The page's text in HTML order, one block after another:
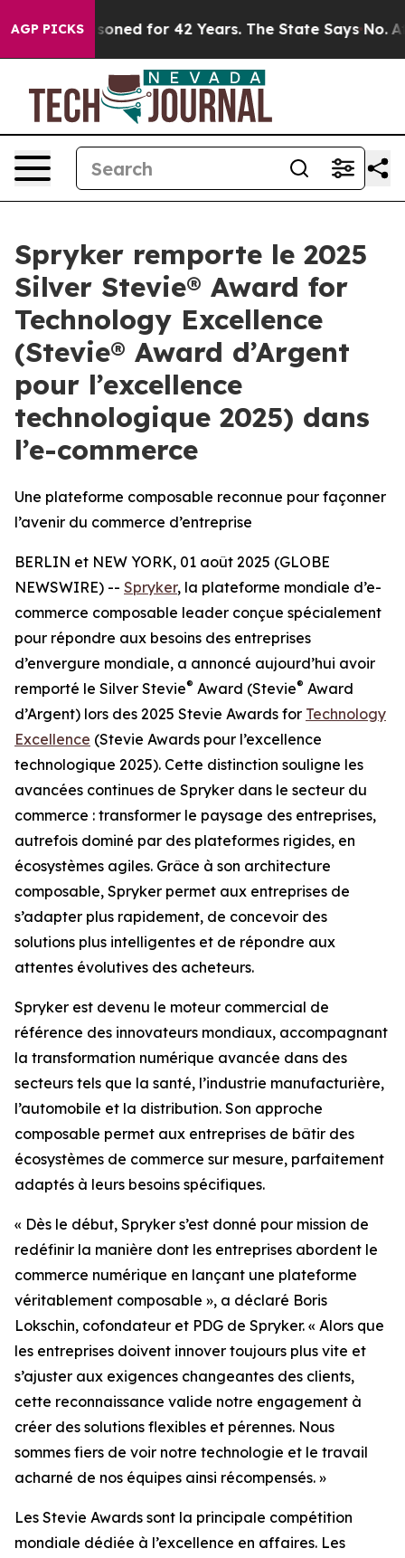
AGP PICKS
Imprisoned for 42 Years. The State Says No. At
Spryker remporte le 2025
Silver Stevie® Award for
Technology Excellence
(Stevie® Award d’Argent
pour l’excellence
technologique 2025) dans
l’e-commerce
Une plateforme composable reconnue pour façonner
l’avenir du commerce d’entreprise
BERLIN et NEW YORK, 01 août 2025 (GLOBE
NEWSWIRE) -- Spryker, la plateforme mondiale d’e-
commerce composable leader conçue spécialement
pour répondre aux besoins des entreprises
d’envergure mondiale, a annoncé aujourd’hui avoir
remporté le Silver Stevie® Award (Stevie® Award
d’Argent) lors des 2025 Stevie Awards for Technology
Excellence (Stevie Awards pour l’excellence
technologique 2025). Cette distinction souligne les
avancées continues de Spryker dans le secteur du
commerce : transformer le paysage des entreprises,
autrefois dominé par des plateformes rigides, en
écosystèmes agiles. Grâce à son architecture
composable, Spryker permet aux entreprises de
s’adapter plus rapidement, de concevoir des
solutions plus intelligentes et de répondre aux
attentes évolutives des acheteurs.
Spryker est devenu le moteur commercial de
référence des innovateurs mondiaux, accompagnant
la transformation numérique avancée dans des
secteurs tels que la santé, l’industrie manufacturière,
l’automobile et la distribution. Son approche
composable permet aux entreprises de bâtir des
écosystèmes de commerce sur mesure, parfaitement
adaptés à leurs besoins spécifiques.
« Dès le début, Spryker s’est donné pour mission de
redéfinir la manière dont les entreprises abordent le
commerce numérique en lançant une plateforme
véritablement composable », a déclaré Boris
Lokschin, cofondateur et PDG de Spryker. « Alors que
les entreprises doivent innover toujours plus vite et
s’ajuster aux exigences changeantes des clients,
cette reconnaissance valide notre engagement à
créer des solutions flexibles et pérennes. Nous
sommes fiers de voir notre technologie et le travail
acharné de nos équipes ainsi récompensés. »
Les Stevie Awards sont la principale compétition
mondiale dédiée à l’excellence en affaires. Les